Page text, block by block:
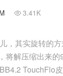
 3.41K
，其实旋转的
将解压缩出来
TouchFlo